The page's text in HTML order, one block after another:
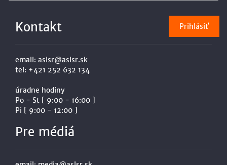
Kontakt
email: aslsr@aslsr.sk
tel: +421 252 632 134
úradne hodiny
Po - St [ 9:00 - 16:00 ]
Pi [ 9:00 - 12:00 ]
Pre médiá